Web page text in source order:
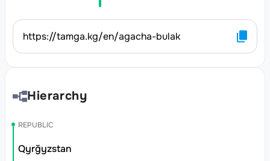
https://tamga.kg/en/agacha-bulak
Hierarchy
REPUBLIC
Qyrğyzstan